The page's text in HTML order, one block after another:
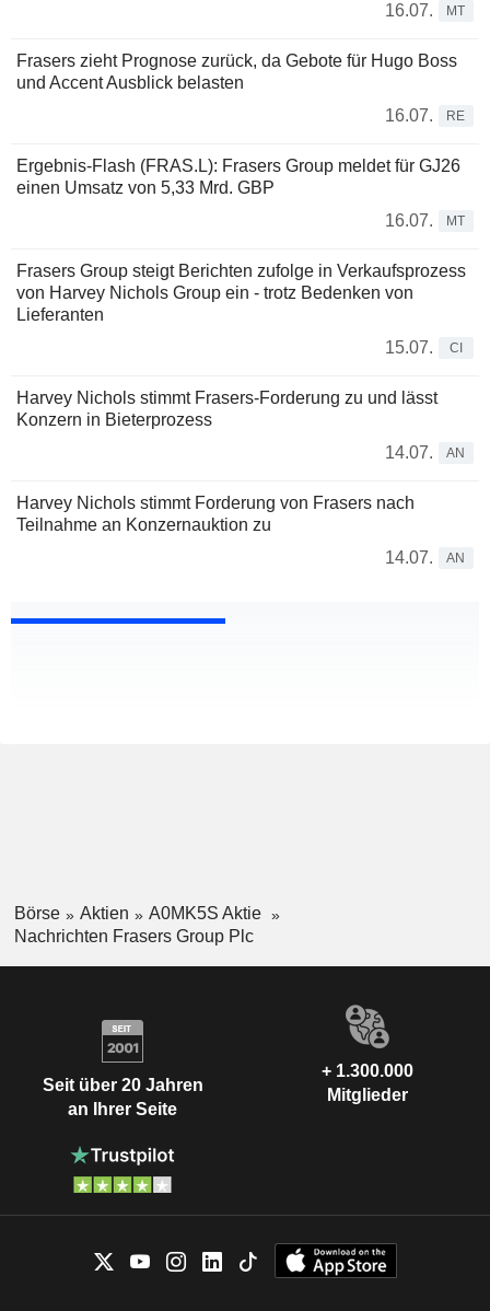
16.07.
MT
Frasers zieht Prognose zurück, da Gebote für Hugo Boss
und Accent Ausblick belasten
16.07.
RE
Ergebnis-Flash (FRAS.L): Frasers Group meldet für GJ26
einen Umsatz von 5,33 Mrd. GBP
16.07.
MT
Frasers Group steigt Berichten zufolge in Verkaufsprozess
von Harvey Nichols Group ein - trotz Bedenken von
Lieferanten
15.07.
CI
Harvey Nichols stimmt Frasers-Forderung zu und lässt
Konzern in Bieterprozess
14.07.
AN
Harvey Nichols stimmt Forderung von Frasers nach
Teilnahme an Konzernauktion zu
14.07.
AN
Börse Aktien
A0MK5S Aktie
Nachrichten Frasers Group Plc
Seit über 20 Jahren
an Ihrer Seite
+ 1.300.000
Mitglieder